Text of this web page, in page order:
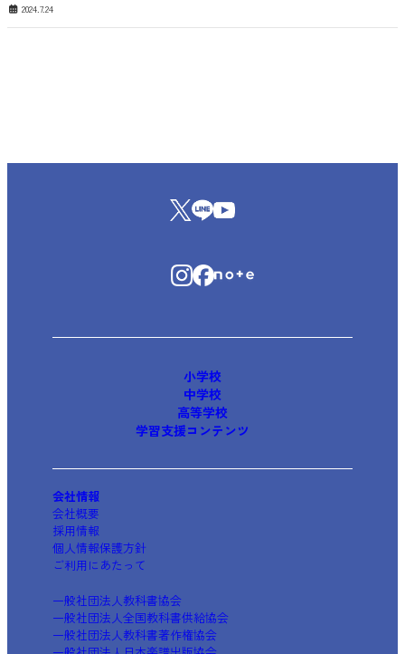
2024.7.24
小学校
中学校
高等学校
学習支援コンテンツ
会社情報
会社概要
採用情報
個人情報保護方針
ご利用にあたって
一般社団法人教科書協会
一般社団法人全国教科書供給協会
一般社団法人教科書著作権協会